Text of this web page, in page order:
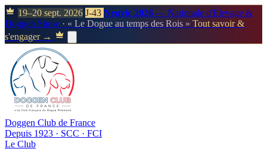
19–20 sept. 2026 J-43 Neuvic 2026 — Nationale d'Élevage &
Doggen Show · « Le Dogue au temps des Rois » Tout savoir &
s'engager →
Doggen Club de France
Depuis 1923 · SCC · FCI
Le Club